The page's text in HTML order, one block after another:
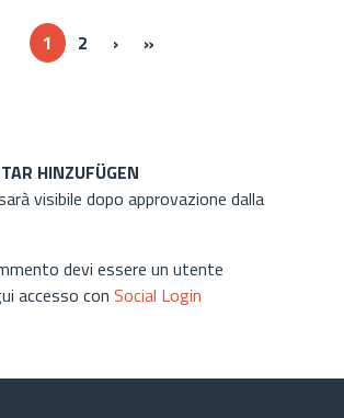
1 2 ›Next ›
»
HINZUFÜGEN
visibile dopo approvazione dalla
devi essere un utente
accesso con Social Login